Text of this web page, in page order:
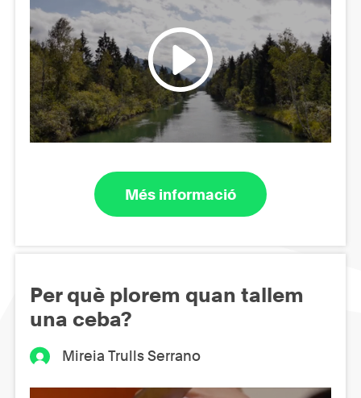
Més informació
Per què plorem quan tallem
una ceba?
Mireia Trulls Serrano